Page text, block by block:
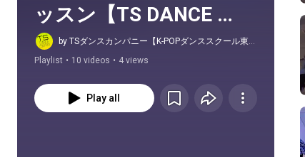
ッスン【TS DANCE
COMPANY】
by TSダンスカンパニー【K-POPダンススクール東
Playlist • 10 videos • 4 views
Play all